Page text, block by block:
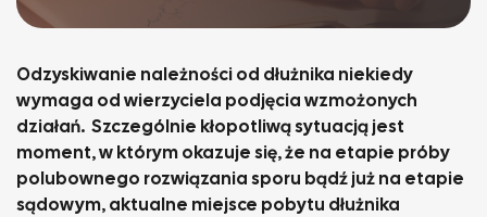
Odzyskiwanie należności od dłużnika niekiedy
wymaga od wierzyciela podjęcia wzmożonych
działań. Szczególnie kłopotliwą sytuacją jest
moment, w którym okazuje się, że na etapie próby
polubownego rozwiązania sporu bądź już na etapie
sądowym, aktualne miejsce pobytu dłużnika